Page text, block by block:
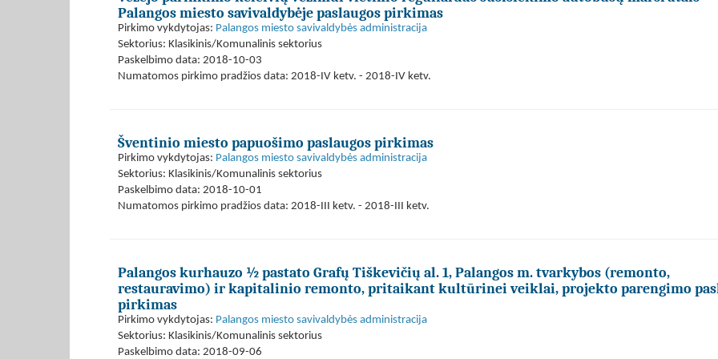
Palangos miesto savivaldybėje paslaugos pirkimas
Pirkimo vykdytojas: Palangos miesto savivaldybės administracija
Sektorius: Klasikinis/Komunalinis sektorius
Paskelbimo data: 2018-10-03
Numatomos pirkimo pradžios data: 2018-IV ketv. - 2018-IV ketv.
Šventinio miesto papuošimo paslaugos pirkimas
Pirkimo vykdytojas: Palangos miesto savivaldybės administracija
Sektorius: Klasikinis/Komunalinis sektorius
Paskelbimo data: 2018-10-01
Numatomos pirkimo pradžios data: 2018-III ketv. - 2018-III ketv.
Palangos kurhauzo ½ pastato Grafų Tiškevičių al. 1, Palangos m. tvarkybos (remonto,
restauravimo) ir kapitalinio remonto, pritaikant kultūrinei veiklai, projekto parengimo
pirkimas
Pirkimo vykdytojas: Palangos miesto savivaldybės administracija
Sektorius: Klasikinis/Komunalinis sektorius
Paskelbimo data: 2018-09-06